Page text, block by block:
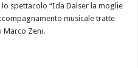
spettacolo “Ida Dalser la moglie
musicale tratte
Marco Zeni.